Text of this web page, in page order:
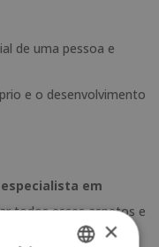
de uma pessoa e
e o desenvolvimento
especialista em
todos esses aspetos e
mas não se
×